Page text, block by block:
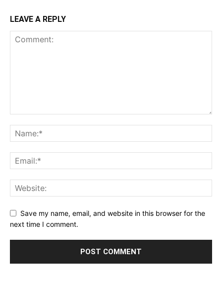
LEAVE A REPLY
Save my name, email, and website in this browser for the
next time I comment.